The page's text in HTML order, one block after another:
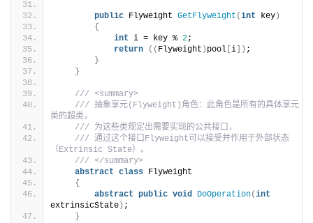
public Flyweight GetFlyweight (int key )
{
int i = key % 2;
return
(( Flyweight ) pool [i ]) ;
}
}
/// <summary>
/// 抽象享元(Flyweight)角色：此角色是所有的具体享元
类的超类，
/// 为这些类规定出需要实现的公共接口，
/// 通过这个接口Flyweight可以接受并作用于外部状态
（Extrinsic State）。
/// </summary>
abstract class Flyweight
{
abstract public void DoOperation(int
extrinsicState ) ;
}